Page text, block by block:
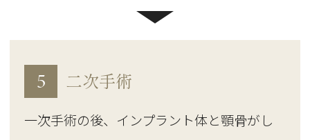
5 二次手術
一次手術の後、インプラント体と顎骨がし